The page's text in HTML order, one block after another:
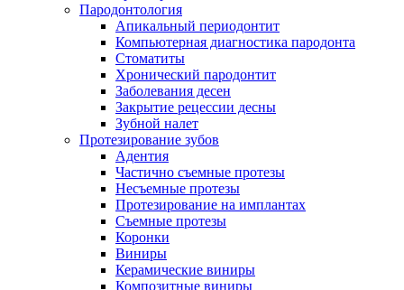
Пародонтология
Апикальный периодонтит
Компьютерная диагностика пародонта
Стоматиты
Хронический пародонтит
Заболевания десен
Закрытие рецессии десны
Зубной налет
Протезирование зубов
Адентия
Частично съемные протезы
Несъемные протезы
Протезирование на имплантах
Съемные протезы
Коронки
Виниры
Керамические виниры
Композитные виниры